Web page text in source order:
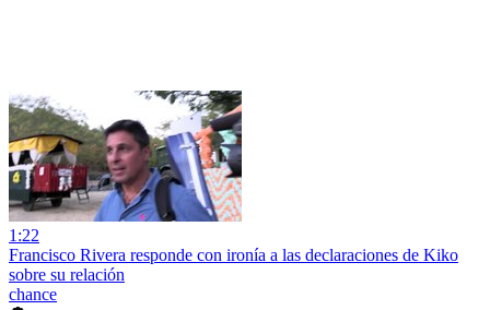
1:22
Francisco Rivera responde con ironía a las declaraciones de Kiko
sobre su relación
chance